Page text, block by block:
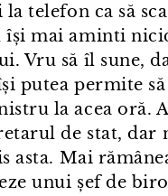
telefon ca să
își mai aminti
Vru să îl sune,
putea permite
la acea oră.
de stat, dar
asta. Mai
unui șef de